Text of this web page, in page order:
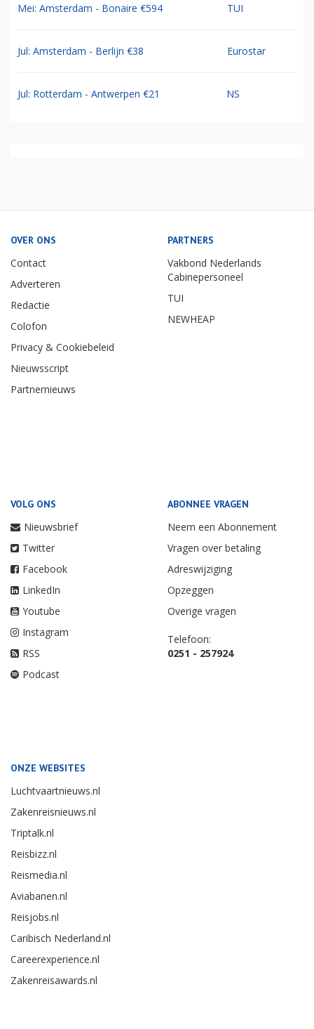
Mei: Amsterdam - Bonaire €594 TUI
Jul: Amsterdam - Berlijn €38 Eurostar
Jul: Rotterdam - Antwerpen €21 NS
OVER ONS
Contact
Adverteren
Redactie
Colofon
Privacy & Cookiebeleid
Nieuwsscript
Partnernieuws
PARTNERS
Vakbond Nederlands
Cabinepersoneel
TUI
NEWHEAP
VOLG ONS
Nieuwsbrief
Twitter
Facebook
LinkedIn
Youtube
Instagram
RSS
Podcast
ABONNEE VRAGEN
Neem een Abonnement
Vragen over betaling
Adreswijziging
Opzeggen
Overige vragen
Telefoon:
0251 - 257924
ONZE WEBSITES
Luchtvaartnieuws.nl
Zakenreisnieuws.nl
Triptalk.nl
Reisbizz.nl
Reismedia.nl
Aviabanen.nl
Reisjobs.nl
Caribisch Nederland.nl
Careerexperience.nl
Zakenreisawards.nl